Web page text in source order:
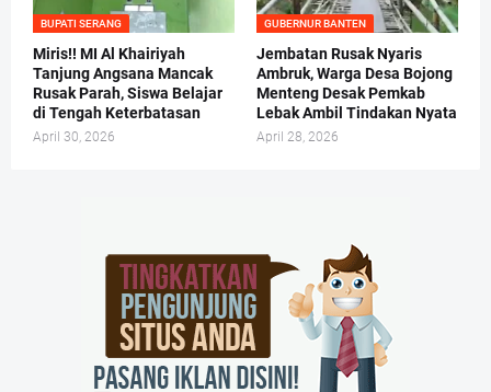
BUPATI SERANG
Miris!! MI Al Khairiyah
Tanjung Angsana Mancak
Rusak Parah, Siswa Belajar
di Tengah Keterbatasan
April 30, 2026
GUBERNUR BANTEN
Jembatan Rusak Nyaris
Ambruk, Warga Desa Bojong
Menteng Desak Pemkab
Lebak Ambil Tindakan Nyata
April 28, 2026